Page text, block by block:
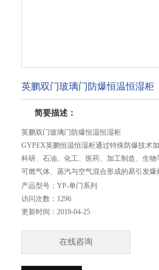
英鹏双门玻璃门防爆恒温恒湿柜
简要描述：
英鹏双门玻璃门防爆恒温恒湿柜
GYPEX英鹏恒温恒湿柜通过特殊防爆技术
科研、石油、化工、医药、加工制造、生
可燃气体、蒸汽与空气混合形成的易引发
度控制要求场所设计的特种恒温恒湿柜设备。
产品型号： YP-单门系列
访问次数： 1296
更新时间： 2019-04-25
在线咨询